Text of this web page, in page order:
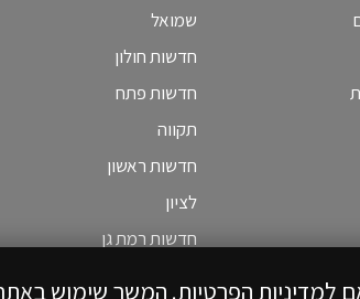
שמואל
חדשות חולון
חדשות פתח
תקווה
חדשות ראשון
לציון
חדשות רמת גן
הפרטיות. המשך שימוש